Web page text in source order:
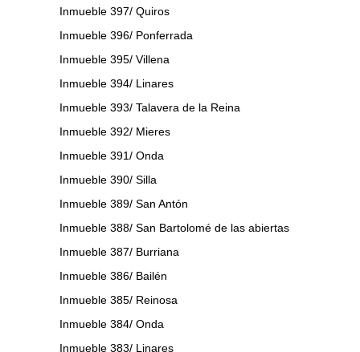
Inmueble 397/ Quiros
Inmueble 396/ Ponferrada
Inmueble 395/ Villena
Inmueble 394/ Linares
Inmueble 393/ Talavera de la Reina
Inmueble 392/ Mieres
Inmueble 391/ Onda
Inmueble 390/ Silla
Inmueble 389/ San Antón
Inmueble 388/ San Bartolomé de las abiertas
Inmueble 387/ Burriana
Inmueble 386/ Bailén
Inmueble 385/ Reinosa
Inmueble 384/ Onda
Inmueble 383/ Linares